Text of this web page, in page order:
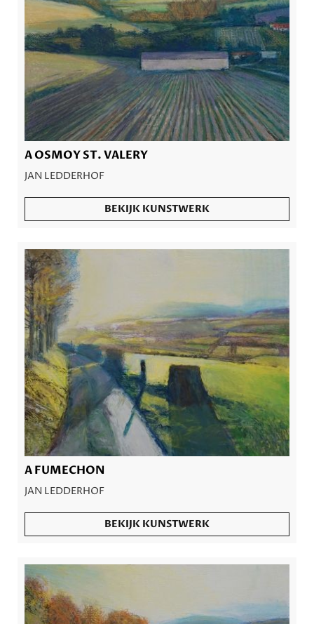
A OSMOY ST. VALERY
JAN LEDDERHOF
BEKIJK KUNSTWERK
A FUMECHON
JAN LEDDERHOF
BEKIJK KUNSTWERK